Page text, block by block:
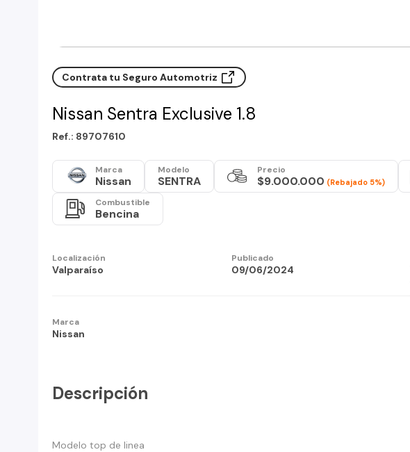
Contrata tu Seguro Automotriz
Nissan Sentra Exclusive 1.8
Ref.: 89707610
Marca
Nissan
Modelo
SENTRA
Precio
$9.000.000 (Rebajado 5%)
Combustible
Bencina
Localización
Valparaíso
Publicado
09/06/2024
Marca
Nissan
Descripción
Modelo top de linea